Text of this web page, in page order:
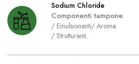
Sodium Chloride
Componenti tampone
/ Emulsionanti/ Aroma
/ Strutturanti.